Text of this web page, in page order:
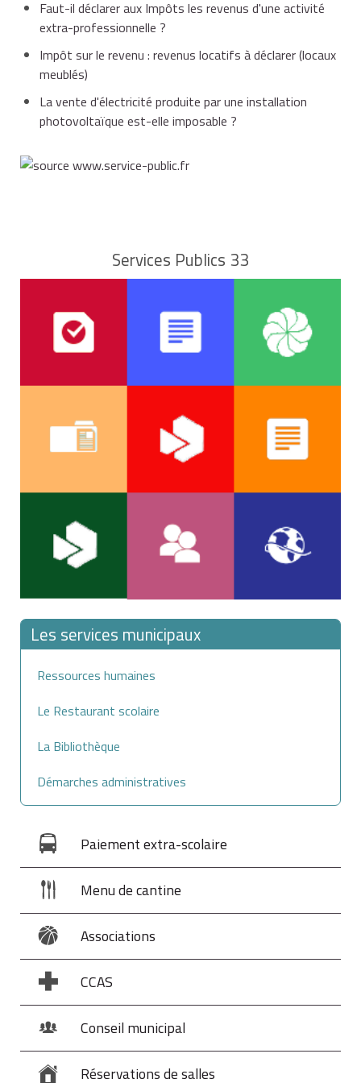
Faut-il déclarer aux Impôts les revenus d'une activité
extra-professionnelle ?
Impôt sur le revenu : revenus locatifs à déclarer (locaux
meublés)
La vente d'électricité produite par une installation
photovoltaïque est-elle imposable ?
Services Publics 33
Les services municipaux
Ressources humaines
Le Restaurant scolaire
La Bibliothèque
Démarches administratives
Paiement extra-scolaire
Menu de cantine
Associations
CCAS
Conseil municipal
Réservations de salles